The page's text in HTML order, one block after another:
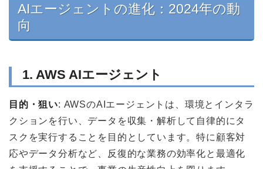
AIエージェントの進化：2024年の動
向
1. AWS AIエージェント
目的・狙い: AWSのAIエージェントは、環境とインタラ
クションを行い、データを収集・解析して自律的にタ
スクを実行することを目的としています。特に顧客対
応やデータ分析など、反復的な業務の効率化と最適化